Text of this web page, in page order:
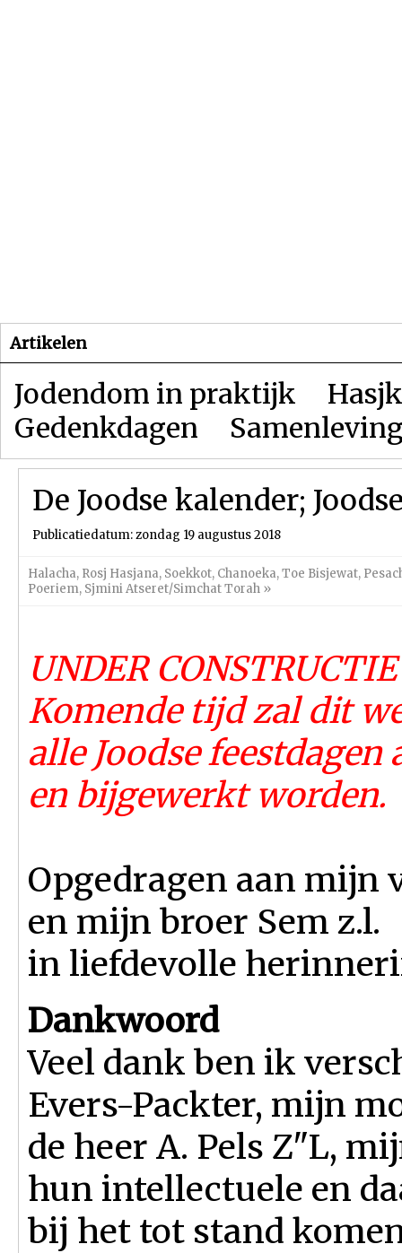
Artikelen
Jodendom in praktijk
Gedenkdagen
De Joodse kalender;
Publicatiedatum: zondag 19 augustus 2018
Halacha, Rosj Hasjana, Soekkot, Chanoeka,Toe Bisjewat,
Poeriem, Sjmini Atseret/Simchat Torah »
UNDER CONSTRUCTIE
Komende tijd zal dit
alle Joodse feestdagen
en bijgewerkt worden.
Opgedragen aan mijn
en mijn broer Sem z.l.
in liefdevolle
Dankwoord
Veel dank ben ik
Evers-Packter, mijn
de heer A. Pels Z"L,
hun intellectuele en
bij het tot stand